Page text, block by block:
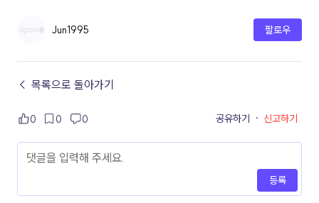
Jun1995 팔로우
← 목록으로 돌아가기
0 0 0 공유하기 · 신고하기
등록